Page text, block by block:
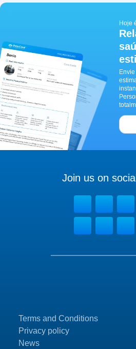
Hoje
Terms and Conditions
Privacy policy
News
Join us on